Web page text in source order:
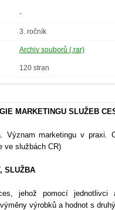
-
3. ročník
Archiv souborů (.rar)
120 stran
MARKETINGU SLUŽEB
Význam marketingu v praxi.
ve službách CR)
SLUŽBA
jehož pomocí
výrobků a hodnot s